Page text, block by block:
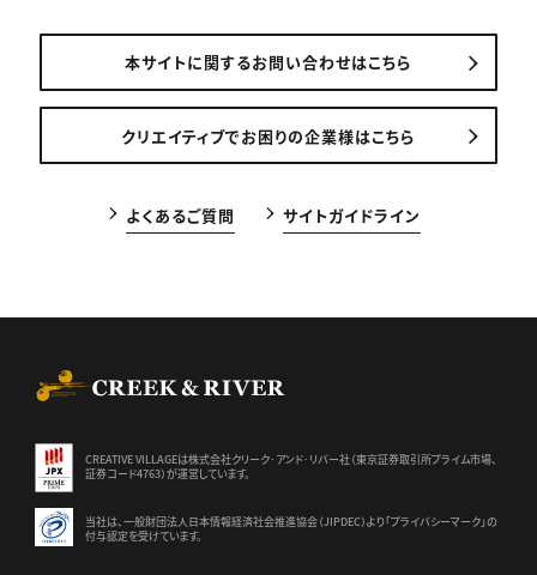
本サイトに関するお問い合わせはこちら
クリエイティブでお困りの企業様はこちら
よくあるご質問 サイトガイドライン
CREATIVE VILLAGEは株式会社クリーク･アンド･リバー社（東京証券取引所プライム市場、
証券コード4763）が運営しています。
当社は、一般財団法人日本情報経済社会推進協会（JIPDEC）より 「プライバシーマーク」の
付与認定を受けています。